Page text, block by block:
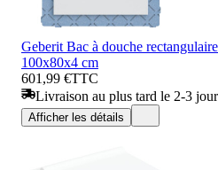
Geberit Bac à douche
100x80x4 cm
601,99 €TTC
Livraison au plus tard le 2-3
Afficher les détails